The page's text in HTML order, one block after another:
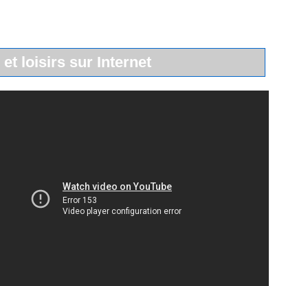
et loisirs sur Internet